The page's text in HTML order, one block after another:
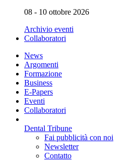
08 - 10 ottobre 2026
Archivio eventi
Collaboratori
News
Argomenti
Formazione
Business
E-Papers
Eventi
Collaboratori
Dental Tribune
Fai pubblicità con noi
Newsletter
Contatto